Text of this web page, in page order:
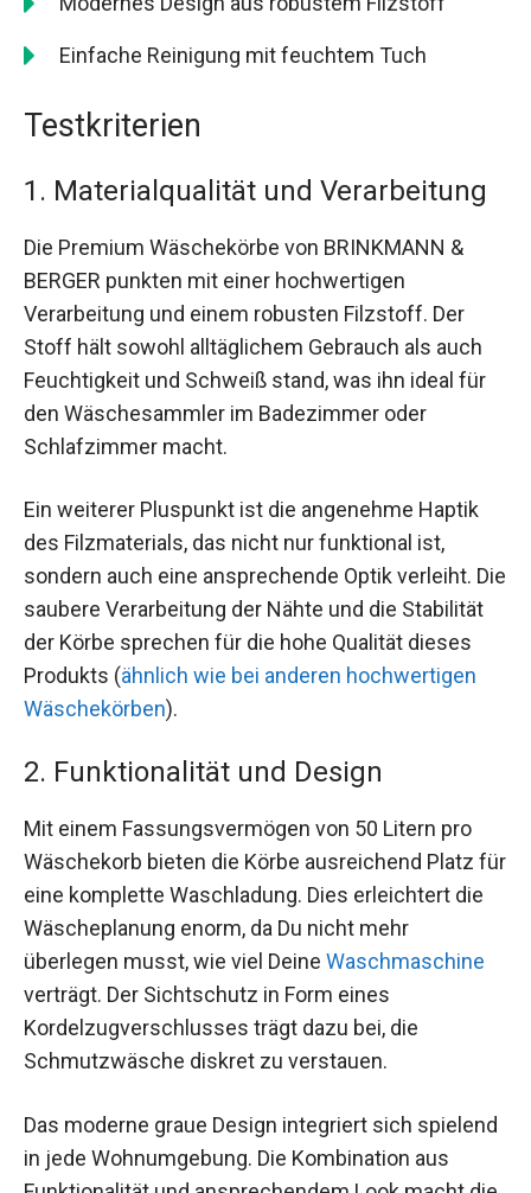
Einfache Reinigung mit feuchtem Tuch
Testkriterien
1. Materialqualität und Verarbeitung
Die Premium Wäschekörbe von BRINKMANN &
BERGER punkten mit einer hochwertigen
Verarbeitung und einem robusten Filzstoff. Der
Stoff hält sowohl alltäglichem Gebrauch als auch
Feuchtigkeit und Schweiß stand, was ihn ideal für
den Wäschesammler im Badezimmer oder
Schlafzimmer macht.
Ein weiterer Pluspunkt ist die angenehme Haptik
des Filzmaterials, das nicht nur funktional ist,
sondern auch eine ansprechende Optik verleiht. Die
saubere Verarbeitung der Nähte und die Stabilität
der Körbe sprechen für die hohe Qualität dieses
Produkts (ähnlich wie bei anderen hochwertigen
Wäschekörben).
2. Funktionalität und Design
Mit einem Fassungsvermögen von 50 Litern pro
Wäschekorb bieten die Körbe ausreichend Platz für
eine komplette Waschladung. Dies erleichtert die
Wäscheplanung enorm, da Du nicht mehr
überlegen musst, wie viel Deine Waschmaschine
verträgt. Der Sichtschutz in Form eines
Kordelzugverschlusses trägt dazu bei, die
Schmutzwäsche diskret zu verstauen.
Das moderne graue Design integriert sich spielend
in jede Wohnumgebung. Die Kombination aus